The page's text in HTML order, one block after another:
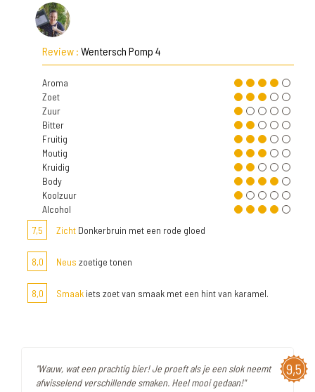
Review : Wentersch Pomp 4
Aroma
Zoet
Zuur
Bitter
Fruitig
Moutig
Kruidig
Body
Koolzuur
Alcohol
7,5
Zicht Donkerbruin met een rode gloed
8,0 Neus zoetige tonen
8,0 Smaak iets zoet van smaak met een hint van karamel.
9,5
"Wauw, wat een prachtig bier! Je proeft als je een slok neemt
afwisselend verschillende smaken. Heel mooi gedaan!"